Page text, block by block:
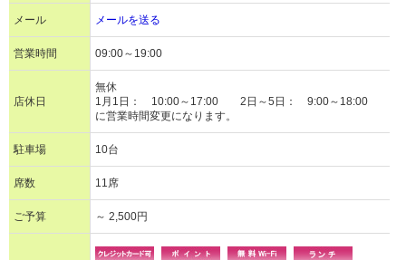
メール メールを送る
営業時間 09:00～19:00
店休日
無休
1月1日： 10:00～17:00 2日～5日： 9:00～18:00
に営業時間変更になります。
駐車場 10台
席数 11席
ご予算 ～ 2,500円